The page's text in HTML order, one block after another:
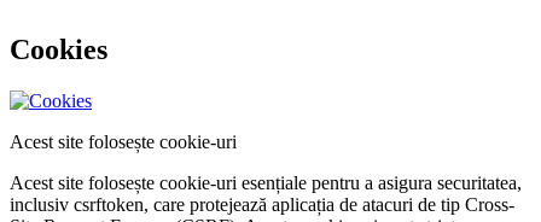
Cookies
Acest site folosește cookie-uri
Acest site folosește cookie-uri esențiale pentru a asigura securitatea,
inclusiv csrftoken, care protejează aplicația de atacuri de tip Cross-